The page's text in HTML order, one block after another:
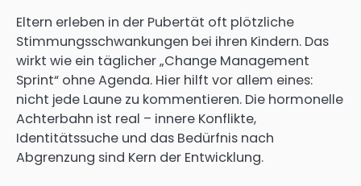
Eltern erleben in der Pubertät oft plötzliche
Stimmungsschwankungen bei ihren Kindern. Das
wirkt wie ein täglicher „Change Management
Sprint“ ohne Agenda. Hier hilft vor allem eines:
nicht jede Laune zu kommentieren. Die hormonelle
Achterbahn ist real – innere Konflikte,
Identitätssuche und das Bedürfnis nach
Abgrenzung sind Kern der Entwicklung.